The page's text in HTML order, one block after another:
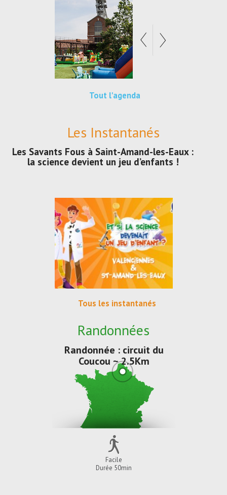
Tout l'agenda
Les Instantanés
Les Savants Fous à Saint-Amand-les-Eaux :
la science devient un jeu d’enfants !
Tous les instantanés
Randonnées
Randonnée : circuit du
Coucou ~ 2.5Km
Facile
Durée 50min